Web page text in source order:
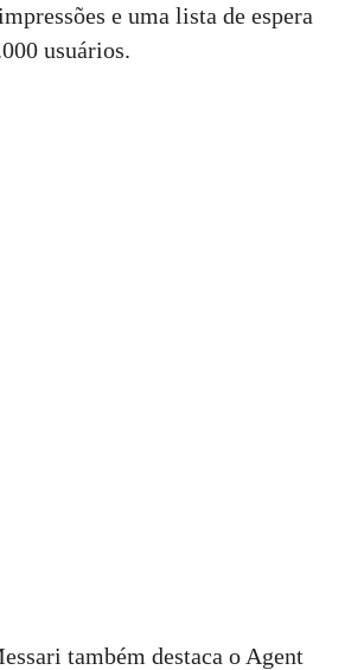
e uma lista de espera
usuários.
também destaca o Agent